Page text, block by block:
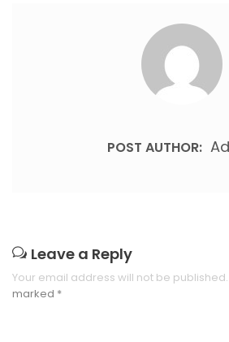
POST AUTHOR:
Leave a Reply
Your email address will not be published.
marked *